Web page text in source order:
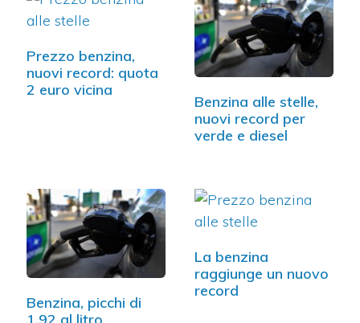
Prezzo benzina,
nuovi record: quota
2 euro vicina
Benzina alle stelle,
nuovi record per
verde e diesel
Benzina, picchi di
1,92 al litro,
La benzina
raggiunge un nuovo
record